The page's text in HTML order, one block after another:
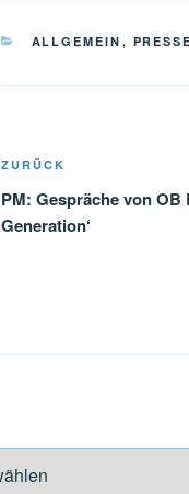
KATEGORIEN
ALLGEMEIN ,
Vorheriger
Beitrag
ZURÜCK
PM: Gespräche von
Generation‘